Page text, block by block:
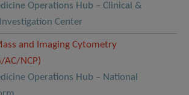
Operations Hub – Clinical &
Center
and Imaging Cytometry
AC/NCP)
Operations Hub – National